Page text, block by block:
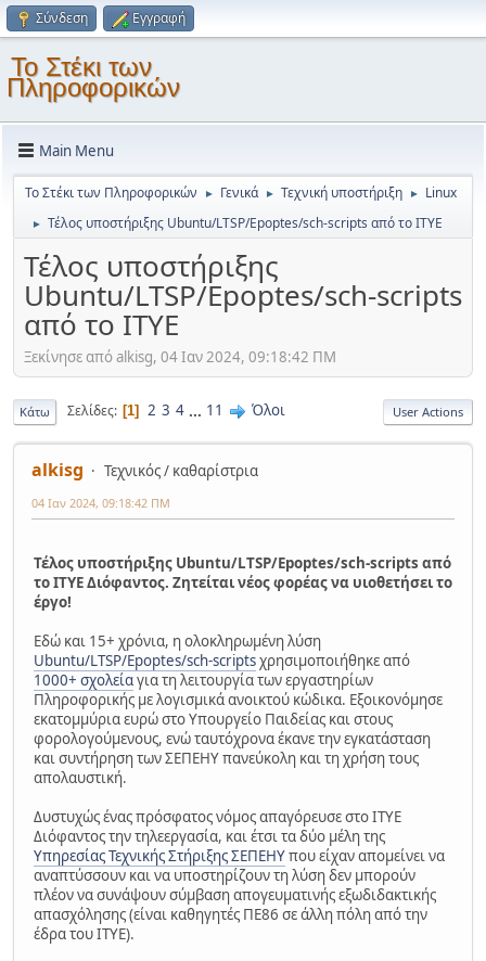
Σύνδεση Εγγραφή
Το Στέκι των
Πληροφορικών
Main Menu
Το Στέκι των Πληροφορικών ► Γενικά ► Τεχνική υποστήριξη ► Linux
► Τέλος υποστήριξης Ubuntu/LTSP/Epoptes/sch-scripts από το ΙΤΥΕ
Τέλος υποστήριξης
Ubuntu/LTSP/Epoptes/sch-scripts
από το ΙΤΥΕ
Ξεκίνησε από alkisg, 04 Ιαν 2024, 09:18:42 ΠΜ
Κάτω Σελίδες 1 2 3 4 ... 11 Όλοι User Actions
alkisg Τεχνικός / καθαρίστρια
04 Ιαν 2024, 09:18:42 ΠΜ
Τέλος υποστήριξης Ubuntu/LTSP/Epoptes/sch-scripts από
το ΙΤΥΕ Διόφαντος. Ζητείται νέος φορέας να υιοθετήσει το
έργο!
Εδώ και 15+ χρόνια, η ολοκληρωμένη λύση
Ubuntu/LTSP/Epoptes/sch-scriptsχρησιμοποιήθηκε από
1000+ σχολείαγια τη λειτουργία των εργαστηρίων
Πληροφορικής με λογισμικά ανοικτού κώδικα. Εξοικονόμησε
εκατομμύρια ευρώ στο Υπουργείο Παιδείας και στους
φορολογούμενους, ενώ ταυτόχρονα έκανε την εγκατάσταση
και συντήρηση των ΣΕΠΕΗΥ πανεύκολη και τη χρήση τους
απολαυστική.
Δυστυχώς ένας πρόσφατος νόμος απαγόρευσε στο ΙΤΥΕ
Διόφαντος την τηλεεργασία, και έτσι τα δύο μέλη της
Υπηρεσίας Τεχνικής Στήριξης ΣΕΠΕΗΥπου είχαν απομείνει να
αναπτύσσουν και να υποστηρίζουν τη λύση δεν μπορούν
πλέον να συνάψουν σύμβαση απογευματινής εξωδιδακτικής
απασχόλησης (είναι καθηγητές ΠΕ86 σε άλλη πόλη από την
έδρα του ΙΤΥΕ).